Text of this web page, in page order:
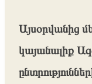
Այսօրվանից
կայանալիք